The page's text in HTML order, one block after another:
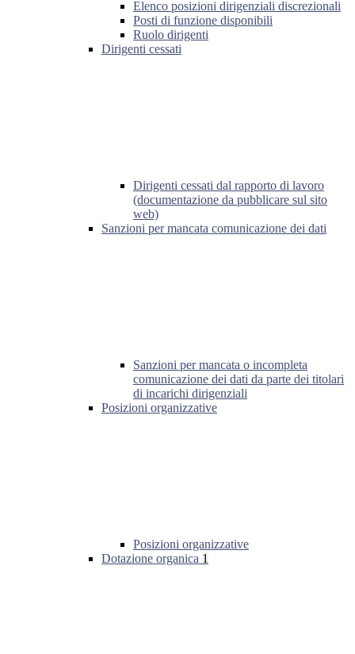
Elenco posizioni dirigenziali discrezionali
Posti di funzione disponibili
Ruolo dirigenti
Dirigenti cessati
Dirigenti cessati dal rapporto di lavoro
(documentazione da pubblicare sul sito
web)
Sanzioni per mancata comunicazione dei dati
Sanzioni per mancata o incompleta
comunicazione dei dati da parte dei titolari
di incarichi dirigenziali
Posizioni organizzative
Posizioni organizzative
Dotazione organica 1